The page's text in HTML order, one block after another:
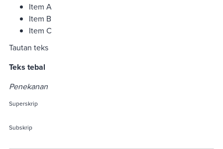
Item A
Item B
Item C
Tautan teks
Teks tebal
Penekanan
Superskrip
Subskrip